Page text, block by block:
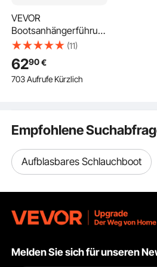
VEVOR
Bootsanhängerführun
g 47 cm / 52 cm
(Installationshöhe) mit
Rollenführung, 0-8 cm
Einstellbare
Stahl, für Boote (V-
)
(11)
6290€
703 Aufrufe Kürzlich
Empfohlene
Aufblasbares Schlauchboot
Melden Sie sich für unseren